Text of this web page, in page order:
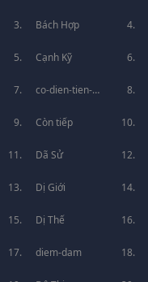
Bách Hợp
Cạnh Kỹ
co-dien-tien-
hiep
Còn tiếp
Dã Sử
Dị Giới
Dị Thế
diem-dam